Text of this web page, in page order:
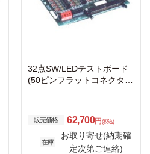
32点SW/LEDテストボード
(50ピンフラットコネクタ
販売価格 62,700円 (税込)
在庫
お取り寄せ(納期確
定次第ご連絡)